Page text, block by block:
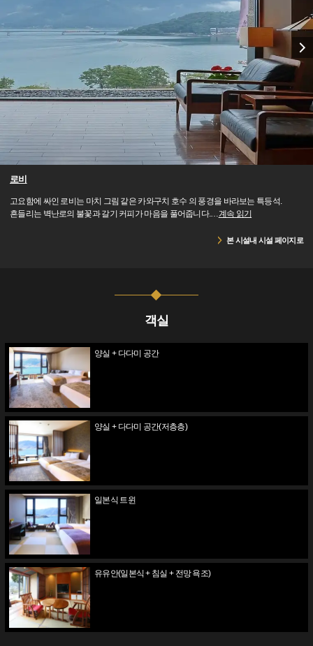
로비
고요함에 싸인 로비는 마치 그림 같은 카와구치 호수 의 풍경을 바라보는 특등석.
흔들리는 벽난로의 불꽃과 갈기 커피가 마음을 풀어줍니다.…계속 읽기
본 시설내 시설 페이지로
객실
양실 + 다다미 공간
양실 + 다다미 공간(저층층)
일본식 트윈
유유안(일본식 + 침실 + 전망 욕조)